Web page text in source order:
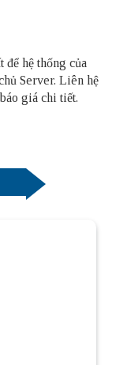
để hệ thống của
Server. Liên hệ
giá chi tiết.